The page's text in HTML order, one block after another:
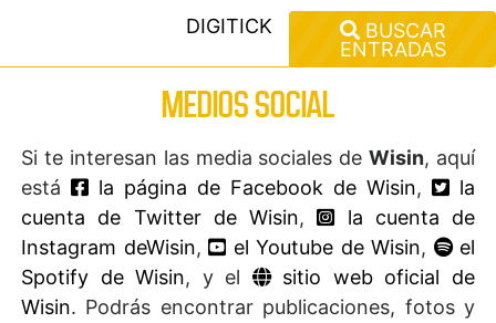
DIGITICK
BUSCAR
ENTRADAS
MEDIOS SOCIAL
Si te interesan las media sociales deWisin, aquí
está
la página de Facebook de Wisin,
la
cuenta de Twitter de Wisin,
la cuenta de
Instagram deWisin, el Youtube de Wisin,
el
Spotify de Wisin, y el
sitio web oficial de
Wisin. Podrás encontrar publicaciones, fotos y